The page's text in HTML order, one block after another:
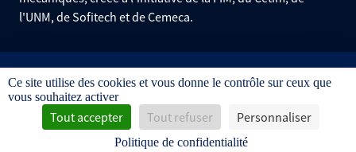
l'UNM, de Sofitech et de Cemeca.
Informations pratiques
Mentions légales
Données personnelles
Gestion des cookies
Conditions générales de vente
Ce site utilise des cookies et vous donne le contrôle sur ceux que
vous souhaitez activer
Tout accepter Tout refuser Personnaliser
Politique de confidentialité